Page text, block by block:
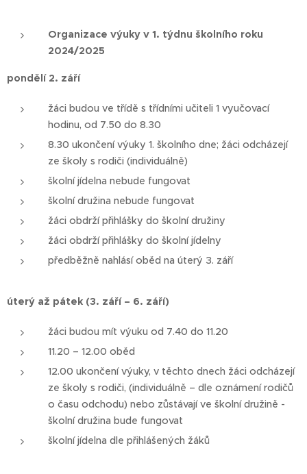
Organizace výuky v 1. týdnu školního roku
2024/2025
pondělí 2. září
žáci budou ve třídě s třídními učiteli 1 vyučovací
hodinu, od 7.50 do 8.30
8.30 ukončení výuky 1. školního dne; žáci odcházejí
ze školy s rodiči (individuálně)
školní jídelna nebude fungovat
školní družina nebude fungovat
žáci obdrží přihlášky do školní družiny
žáci obdrží přihlášky do školní jídelny
předběžně nahlásí oběd na úterý 3. září
úterý až pátek (3. září – 6. září)
žáci budou mít výuku od 7.40 do 11.20
11.20 – 12.00 oběd
12.00 ukončení výuky, v těchto dnech žáci odcházejí
ze školy s rodiči, (individuálně – dle oznámení rodičů
o času odchodu) nebo zůstávají ve školní družině -
školní družina bude fungovat
školní jídelna dle přihlášených žáků